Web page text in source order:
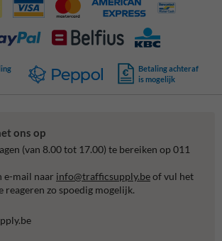
Betaling achteraf
is mogelijk
ons op
(van 8.00 tot 17.00) te bereiken op 011
e-mail naar info@trafficsupply.beof vul het
zo spoedig mogelijk.